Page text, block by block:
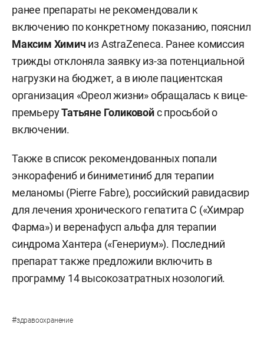
ранее препараты не рекомендовали к
включению по конкретному показанию, пояснил
Максим Химич из AstraZeneca. Ранее комиссия
трижды отклоняла заявку из-за потенциальной
нагрузки на бюджет, а в июле пациентская
организация «Ореол жизни» обращалась к вице-
премьеруТатьяне Голиковойс просьбой о
включении.
Также в список рекомендованных попали
энкорафениб и биниметиниб для терапии
меланомы (Pierre Fabre), российский равидасвир
для лечения хронического гепатита С («Химрар
Фарма») и веренафусп альфа для терапии
синдрома Хантера («Генериум»). Последний
препарат также предложили включить в
программу 14 высокозатратных нозологий.
#здравоохранение